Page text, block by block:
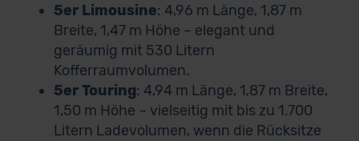
5er Limousine: 4,96 m Länge, 1,87 m
Breite, 1,47 m Höhe – elegant und
geräumig mit 530 Litern
Kofferraumvolumen.
5er Touring: 4,94 m Länge, 1,87 m Breite,
1,50 m Höhe – vielseitig mit bis zu 1.700
Litern Ladevolumen, wenn die Rücksitze